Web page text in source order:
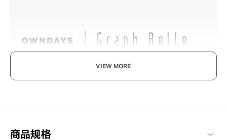
既率性，又可爱。
VIEW MORE
商品规格